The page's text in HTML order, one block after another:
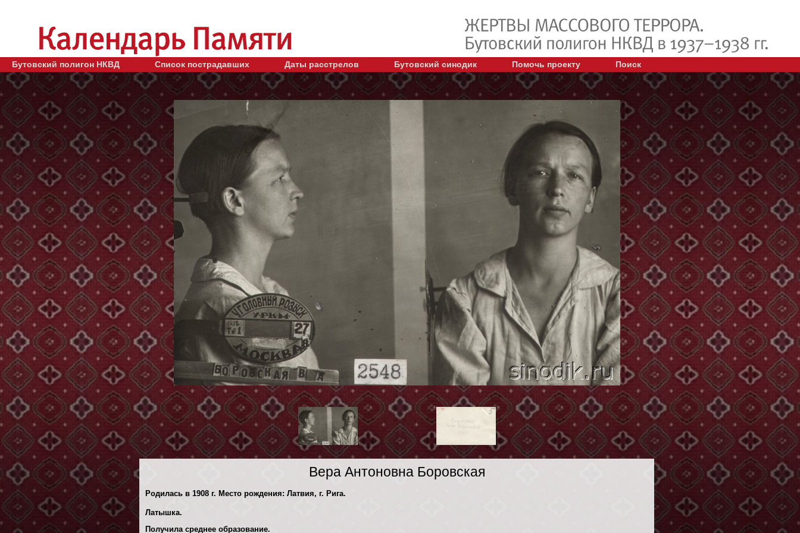
Бутовский полигон НКВД Список пострадавших Даты расстрелов Бутовский синодик Помочь проекту Поиск
Вера Антоновна Боровская
Родилась в 1908 г. Место рождения: Латвия, г. Рига.
Латышка.
Получила среднее образование.